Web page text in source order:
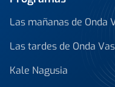
Las mañanas de Onda
Las tardes de Onda
Kale Nagusia